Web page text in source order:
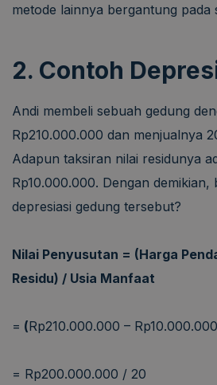
metode lainnya bergantung pada
2. Contoh
Andi membeli sebuah gedung
Rp210.000.000 dan menjualnya
Adapun taksiran nilai residunya
Rp10.000.000. Dengan demikian,
depresiasi gedung tersebut?
Nilai Penyusutan = (Harga
Residu) / Usia Manfaat
= (Rp210.000.000 – Rp10.000.000
= Rp200.000.000 / 20